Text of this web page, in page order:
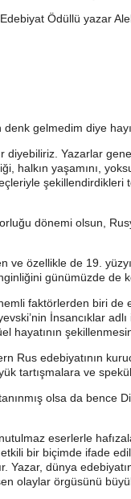
Ödüllü yazar
gelmedim diye
diyebiliriz. Yazarlar
yaşamını,
dönemi olsun,
ve özellikle de 19.
günümüzde de
faktörlerden biri
İnsancıklar
Rus edebiyatının
tartışmalara ve
olsa da bence
eserlerle
bir biçimde ifade
dünya
olaylar örgüsünü